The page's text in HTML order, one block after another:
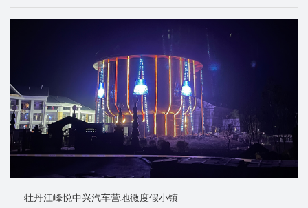
牡丹江峰悦中兴汽车营地微度假小镇